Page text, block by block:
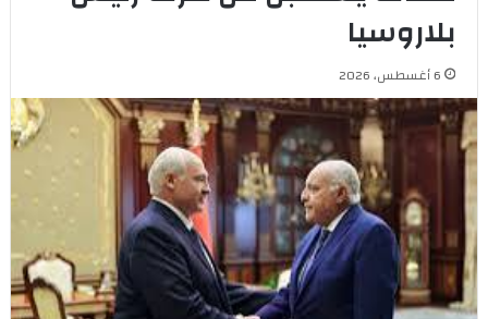
بلاروسيا
6 أغسطس، 2026